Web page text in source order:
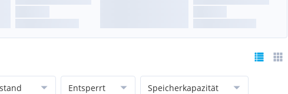
Entsperrt Speicherkapazität